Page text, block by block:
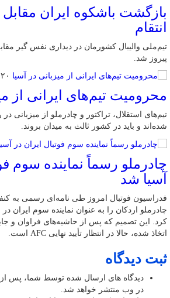
بازگشت باشکوه ایران مقابل
انتقام
تیم‌ملی والیبال کشورمان در دیداری نفس گیر
پیروز شد.
۲۰ تیر ۱۴۰۵
محرومیت تیم‌های ایرانی از
تیم‌های استقلال، تراکتور و چادرملو از میزبانی
شده‌اند و باید در کشور ثالث به میدان بروند.
چادرملو رسماً نماینده سوم
آسیا شد
فدراسیون فوتبال امروز طی نامه‌ای رسمی به
چادرملو اردکان را به عنوان نماینده سوم ایران
کرد. این تصمیم که پس از حاشیه‌های فراوان و
اتخاذ شده، حالا در انتظار تأیید نهایی AFC است.
ثبت دیدگاه
دیدگاه های ارسال شده توسط شما، پس از
در وب منتشر خواهد شد.